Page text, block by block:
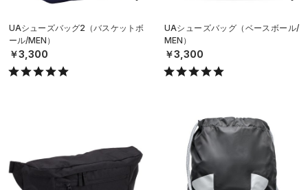
UAシューズバッグ2（バスケットボ
ール/MEN）
￥3,300
UAシューズバッグ（ベースボール/
MEN）
￥3,300